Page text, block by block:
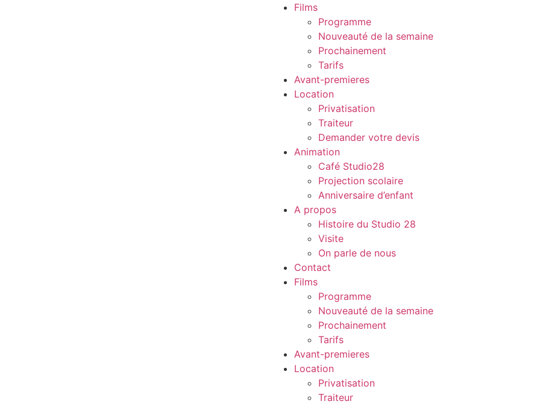
Films
Programme
Nouveauté de la semaine
Prochainement
Tarifs
Avant-premieres
Location
Privatisation
Traiteur
Demander votre devis
Animation
Café Studio28
Projection scolaire
Anniversaire d’enfant
A propos
Histoire du Studio 28
Visite
On parle de nous
Contact
Films
Programme
Nouveauté de la semaine
Prochainement
Tarifs
Avant-premieres
Location
Privatisation
Traiteur